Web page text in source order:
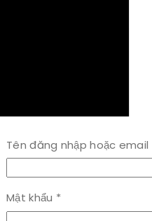
Tên đăng nhập hoặc email
Mật khẩu *
buộc